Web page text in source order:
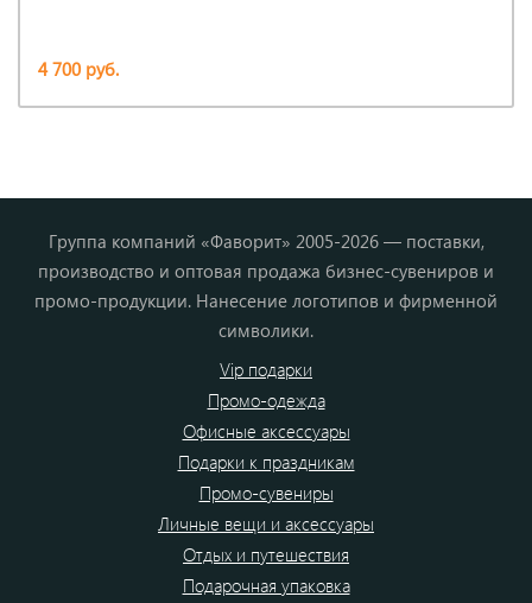
4 700 руб.
Группа компаний «Фаворит» 2005-2026 — поставки,
производство и оптовая продажа бизнес-сувениров и
промо-продукции. Нанесение логотипов и фирменной
символики.
Vip подарки
Промо-одежда
Офисные аксессуары
Подарки к праздникам
Промо-сувениры
Личные вещи и аксессуары
Отдых и путешествия
Подарочная упаковка